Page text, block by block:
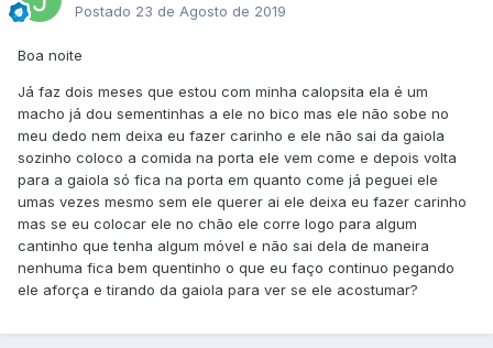
Postado 23 de Agosto de 2019
Boa noite
Já faz dois meses que estou com minha calopsita ela é um
macho já dou sementinhas a ele no bico mas ele não sobe no
meu dedo nem deixa eu fazer carinho e ele não sai da gaiola
sozinho coloco a comida na porta ele vem come e depois volta
para a gaiola só fica na porta em quanto come já peguei ele
umas vezes mesmo sem ele querer ai ele deixa eu fazer carinho
mas se eu colocar ele no chão ele corre logo para algum
cantinho que tenha algum móvel e não sai dela de maneira
nenhuma fica bem quentinho o que eu faço continuo pegando
ele aforça e tirando da gaiola para ver se ele acostumar?